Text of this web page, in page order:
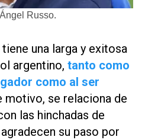
Russo.
tiene una larga y exitosa
argentino, tanto como
como al ser
motivo, se relaciona de
las hinchadas de
su paso por